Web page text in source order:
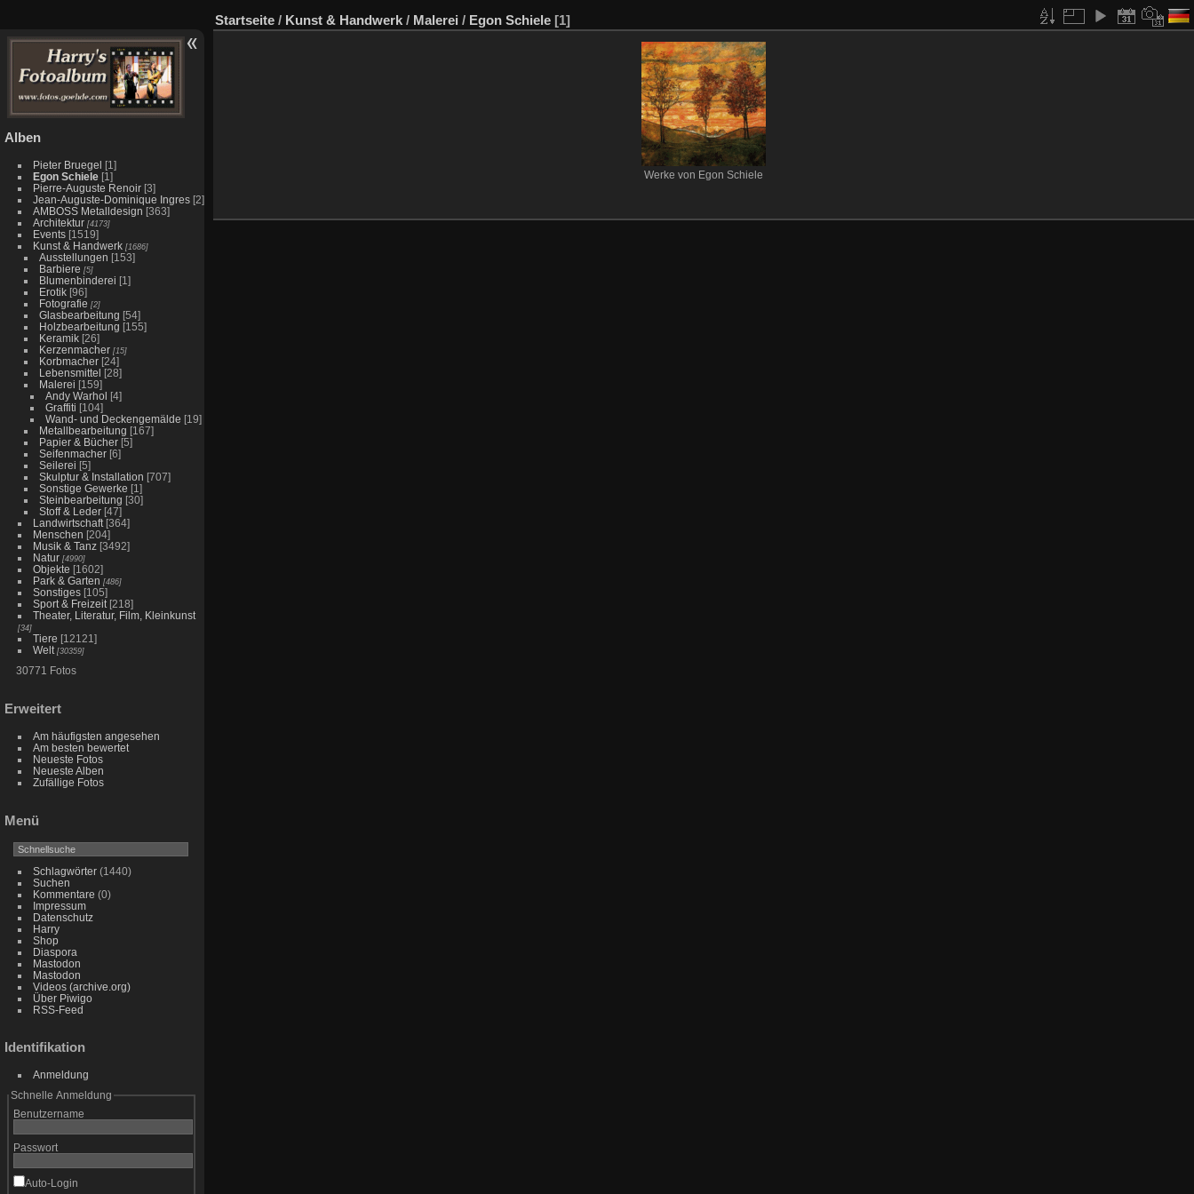
Alben
Pieter Bruegel [1]
Egon Schiele [1]
Pierre-Auguste Renoir [3]
Jean-Auguste-Dominique Ingres [2]
AMBOSS Metalldesign [363]
Architektur [4173]
Events [1519]
Kunst & Handwerk [1686]
Ausstellungen [153]
Barbiere [5]
Blumenbinderei [1]
Erotik [96]
Fotografie [2]
Glasbearbeitung [54]
Holzbearbeitung [155]
Keramik [26]
Kerzenmacher [15]
Korbmacher [24]
Lebensmittel [28]
Malerei [159]
Andy Warhol [4]
Graffiti [104]
Wand- und Deckengemälde [19]
Metallbearbeitung [167]
Papier & Bücher [5]
Seifenmacher [6]
Seilerei [5]
Skulptur & Installation [707]
Sonstige Gewerke [1]
Steinbearbeitung [30]
Stoff & Leder [47]
Landwirtschaft [364]
Menschen [204]
Musik & Tanz [3492]
Natur [4990]
Objekte [1602]
Park & Garten [486]
Sonstiges [105]
Sport & Freizeit [218]
Theater, Literatur, Film, Kleinkunst
[34]
Tiere [12121]
Welt [30359]
30771 Fotos
Erweitert
Am häufigsten angesehen
Am besten bewertet
Neueste Fotos
Neueste Alben
Zufällige Fotos
Menü
Schlagwörter(1440)
Suchen
Kommentare (0)
Impressum
Datenschutz
Harry
Shop
Diaspora
Mastodon
Mastodon
Videos (archive.org)
Über Piwigo
RSS-Feed
Identifikation
Anmeldung
Schnelle Anmeldung
Benutzername
Passwort
Auto-Login
Startseite / Kunst & Handwerk / Malerei / Egon Schiele [1]
Werke von Egon Schiele